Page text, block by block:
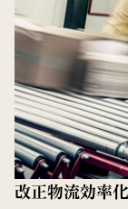
改正物流効率